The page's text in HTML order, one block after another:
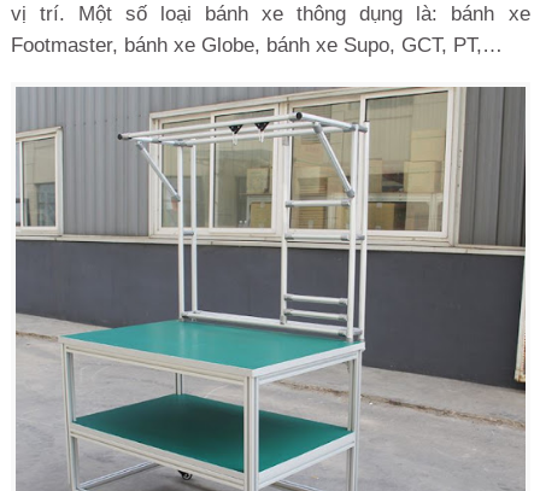
vị trí. Một số loại bánh xe thông dụng là: bánh xe
Footmaster, bánh xe Globe, bánh xe Supo, GCT, PT,…